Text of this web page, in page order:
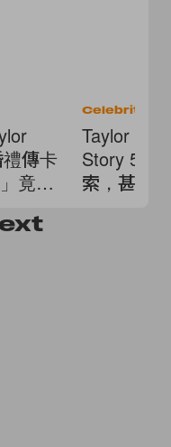
傳卡
竟被
Celebrities
Taylor
Story 5》
索，甚至